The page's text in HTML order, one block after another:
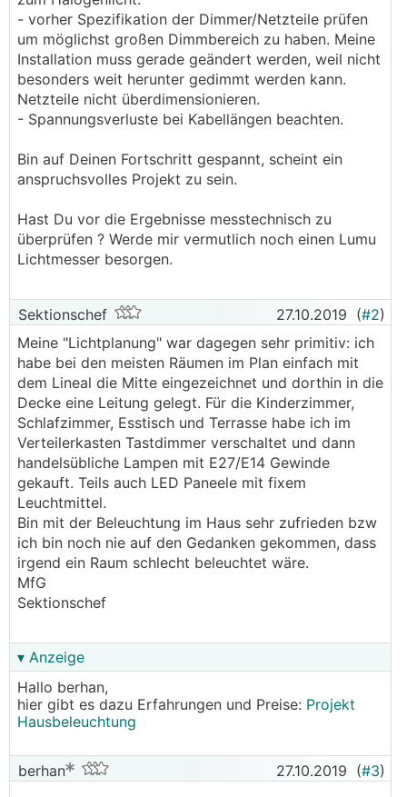
- vorher Spezifikation der Dimmer/Netzteile prüfen
um möglichst großen Dimmbereich zu haben. Meine
Installation muss gerade geändert werden, weil nicht
besonders weit herunter gedimmt werden kann.
Netzteile nicht überdimensionieren.
- Spannungsverluste bei Kabellängen beachten.
Bin auf Deinen Fortschritt gespannt, scheint ein
anspruchsvolles Projekt zu sein.
Hast Du vor die Ergebnisse messtechnisch zu
überprüfen ? Werde mir vermutlich noch einen Lumu
Lichtmesser besorgen.
Sektionschef 27.10.2019 (#2)
Meine "Lichtplanung" war dagegen sehr primitiv: ich
habe bei den meisten Räumen im Plan einfach mit
dem Lineal die Mitte eingezeichnet und dorthin in die
Decke eine Leitung gelegt. Für die Kinderzimmer,
Schlafzimmer, Esstisch und Terrasse habe ich im
Verteilerkasten Tastdimmer verschaltet und dann
handelsübliche Lampen mit E27/E14 Gewinde
gekauft. Teils auch LED Paneele mit fixem
Leuchtmittel.
Bin mit der Beleuchtung im Haus sehr zufrieden bzw
ich bin noch nie auf den Gedanken gekommen, dass
irgend ein Raum schlecht beleuchtet wäre.
MfG
Sektionschef
▾ Anzeige
Hallo berhan,
hier gibt es dazu Erfahrungen und Preise: Projekt
Hausbeleuchtung
berhan 27.10.2019 (#3)